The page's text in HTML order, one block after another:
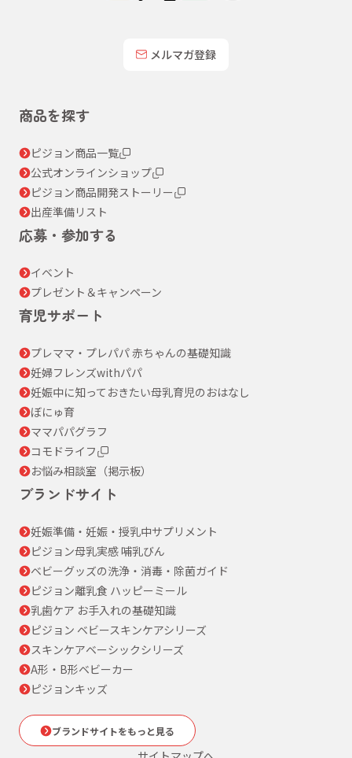
メルマガ登録
商品を探す
ピジョン商品一覧
公式オンラインショップ
ピジョン商品開発ストーリー
出産準備リスト
応募・参加する
イベント
プレゼント＆キャンペーン
育児サポート
プレママ・プレパパ 赤ちゃんの基礎知識
妊婦フレンズwithパパ
妊娠中に知っておきたい母乳育児のおはなし
ぼにゅ育
ママパパグラフ
コモドライフ
お悩み相談室（掲示板）
ブランドサイト
妊娠準備・妊娠・授乳中サプリメント
ピジョン母乳実感 哺乳びん
ベビーグッズの洗浄・消毒・除菌ガイド
ピジョン離乳食 ハッピーミール
乳歯ケア お手入れの基礎知識
ピジョン ベビースキンケアシリーズ
スキンケアベーシックシリーズ
A形・B形ベビーカー
ピジョンキッズ
ブランドサイトをもっと見る